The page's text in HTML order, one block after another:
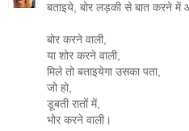
बताइये, बोर लड़की से बात करने में
बोर करने वाली,
या शोर करने वाली,
मिले तो बताइयेगा उसका पता,
जो हो,
डूबती रातों में,
भोर करने वाली।